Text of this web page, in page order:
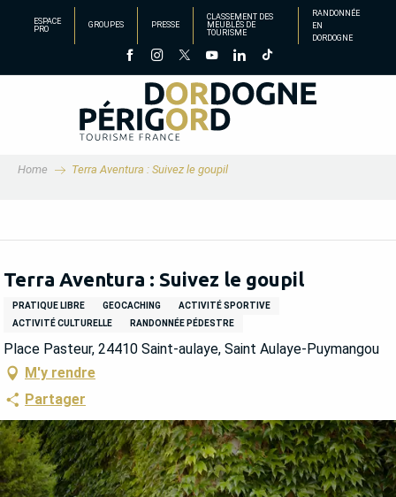
principal
ESPACE
PRO
GROUPES PRESSE
CLASSEMENT DES
MEUBLÉS DE
TOURISME
RANDONNÉE
EN
DORDOGNE
Home Terra Aventura : Suivez le goupil
Terra Aventura : Suivez le goupil
PRATIQUE LIBRE GEOCACHING
ACTIVITÉ SPORTIVE
ACTIVITÉ CULTURELLE
RANDONNÉE PÉDESTRE
Place Pasteur, 24410 Saint-aulaye, Saint Aulaye-Puymangou
M'y rendre
Partager